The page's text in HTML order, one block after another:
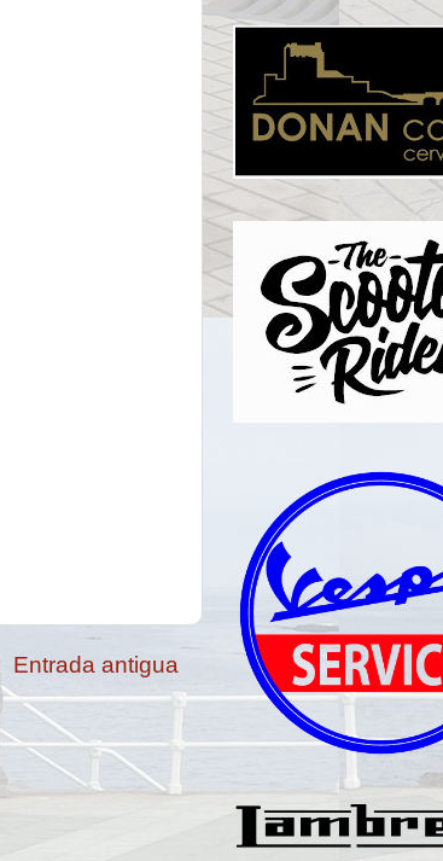
Entrada antigua